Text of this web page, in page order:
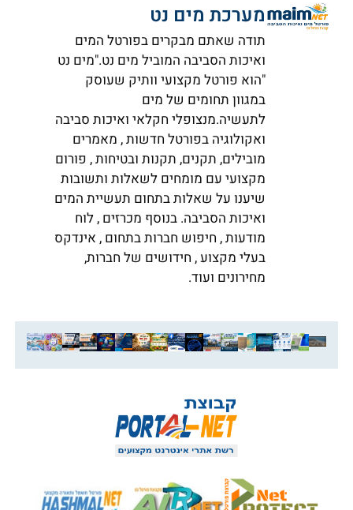
מערכת מים נט
תודה שאתם מבקרים בפורטל המים
ואיכות הסביבה המוביל מים נט."מים נט
"הוא פורטל מקצועי וותיק שעוסק
במגוון תחומים של מים
לתעשיה.מנצופלי חקלאי ואיכות סביבה
ואקולוגיה בפורטל חדשות , מאמרים
מובילים, תקנים, תקנות ובטיחות , פורום
מקצועי עם מומחים לשאלות ותשובות
שיענו על שאלות בתחום תעשיית המים
ואיכות הסביבה. בנוסף מכרזים , לוח
מודעות , חיפוש חברות בתחום , אינדקס
בעלי מקצוע , חידושים של חברות,
מחירונים ועוד.